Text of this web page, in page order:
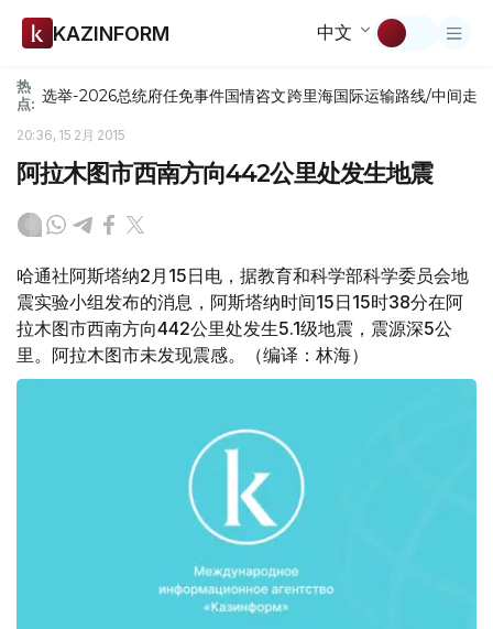
KAZINFORM 中文
热
点: 选举-2026总统府任免事件国情咨文跨里海国际运输路线/中间走廊
20:36, 15 2月 2015
阿拉木图市西南方向442公里处发生地震
哈通社阿斯塔纳2月15日电，据教育和科学部科学委员会地
震实验小组发布的消息，阿斯塔纳时间15日15时38分在阿
拉木图市西南方向442公里处发生5.1级地震，震源深5公
里。阿拉木图市未发现震感。（编译：林海）